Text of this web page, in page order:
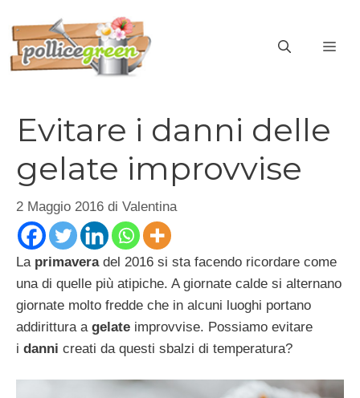
contenuto
Evitare i danni delle
gelate improvvise
2 Maggio 2016 di Valentina
La primaveradel 2016 si sta facendo ricordare come
una di quelle più atipiche. A giornate calde si alternano
giornate molto fredde che in alcuni luoghi portano
addirittura a gelate improvvise. Possiamo evitare
i danni creati da questi sbalzi di temperatura?